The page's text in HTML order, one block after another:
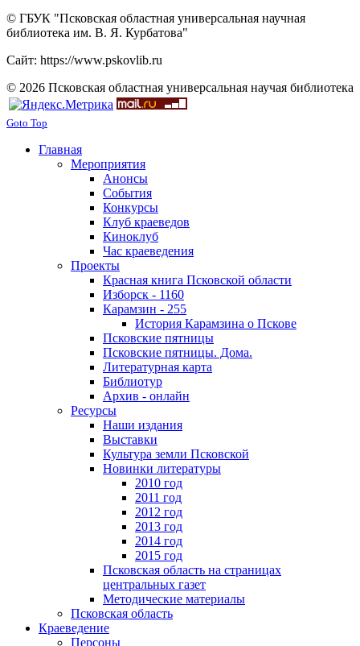
© ГБУК "Псковская областная универсальная научная
библиотека им. В. Я. Курбатова"
Сайт: https://www.pskovlib.ru
© 2026 Псковская областная универсальная научая библиотека
Goto Top
Главная
Мероприятия
Анонсы
События
Конкурсы
Клуб краеведов
Киноклуб
Час краеведения
Проекты
Красная книга Псковской области
Изборск - 1160
Карамзин - 255
История Карамзина о Пскове
Псковские пятницы
Псковские пятницы. Дома.
Литературная карта
Библиотур
Архив - онлайн
Ресурсы
Наши издания
Выставки
Культура земли Псковской
Новинки литературы
2010 год
2011 год
2012 год
2013 год
2014 год
2015 год
Псковская область на страницах
центральных газет
Методические материалы
Псковская область
Краеведение
Персоны